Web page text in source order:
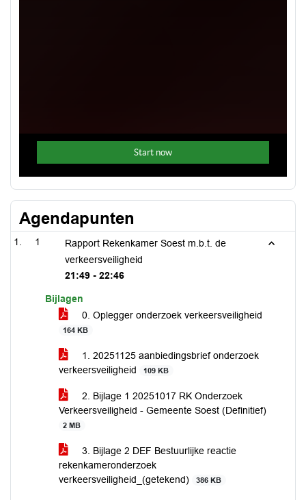
Agendapunten
1
Rapport Rekenkamer Soest m.b.t. de
verkeersveiligheid
21:49 - 22:46
Bijlagen
0. Oplegger onderzoek verkeersveiligheid
164 KB
1. 20251125 aanbiedingsbrief onderzoek
verkeersveiligheid
109 KB
2. Bijlage 1 20251017 RK Onderzoek
Verkeersveiligheid - Gemeente Soest (Definitief)
2 MB
3. Bijlage 2 DEF Bestuurlijke reactie
rekenkameronderzoek
verkeersveiligheid_(getekend)
386 KB